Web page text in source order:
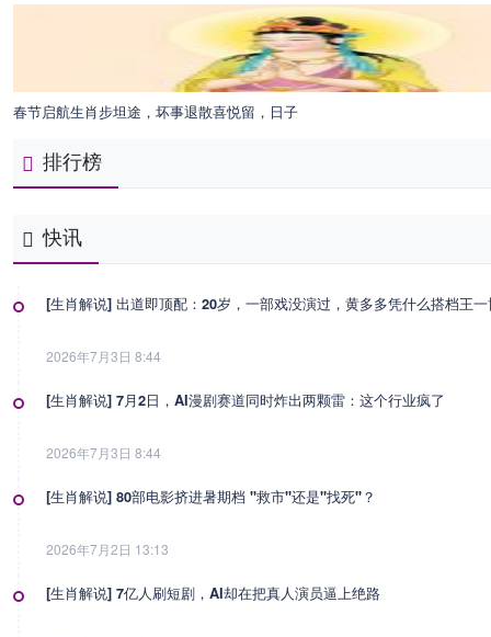
春节启航生肖步坦途，坏事退散喜悦留，日子
排行榜
快讯
[生肖解说] 出道即顶配：20岁，一部戏没演过，黄多多凭什么搭档王
2026年7月3日 8:44
[生肖解说] 7月2日，AI漫剧赛道同时炸出两颗雷：这个行业疯了
2026年7月3日 8:44
[生肖解说] 80部电影挤进暑期档 "救市"还是"找死"？
2026年7月2日 13:13
[生肖解说] 7亿人刷短剧，AI却在把真人演员逼上绝路